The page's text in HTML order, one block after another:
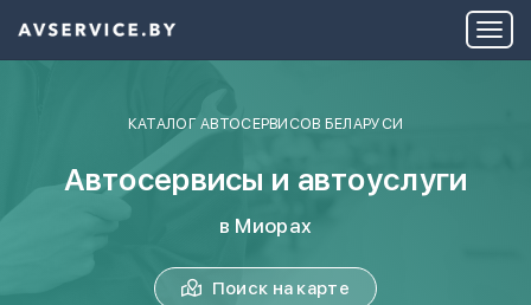
КАТАЛОГ АВТОСЕРВИСОВ БЕЛАРУСИ
Автосервисы и автоуслуги
в Миорах
Поиск на карте